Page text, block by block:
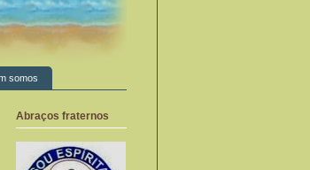
somos
Abraços fraternos